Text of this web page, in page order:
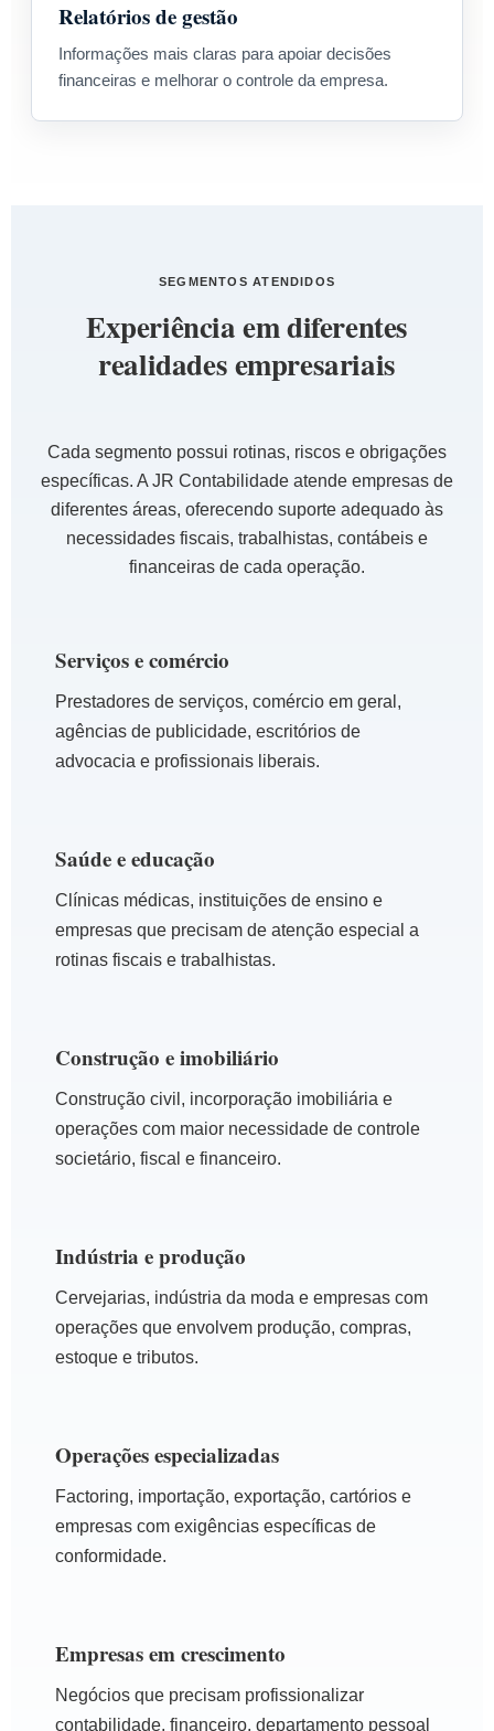
Relatórios de gestão
Informações mais claras para apoiar decisões
financeiras e melhorar o controle da empresa.
SEGMENTOS ATENDIDOS
Experiência em diferentes
realidades empresariais
Cada segmento possui rotinas, riscos e obrigações
específicas. A JR Contabilidade atende empresas de
diferentes áreas, oferecendo suporte adequado às
necessidades fiscais, trabalhistas, contábeis e
financeiras de cada operação.
Serviços e comércio
Prestadores de serviços, comércio em geral,
agências de publicidade, escritórios de
advocacia e profissionais liberais.
Saúde e educação
Clínicas médicas, instituições de ensino e
empresas que precisam de atenção especial a
rotinas fiscais e trabalhistas.
Construção e imobiliário
Construção civil, incorporação imobiliária e
operações com maior necessidade de controle
societário, fiscal e financeiro.
Indústria e produção
Cervejarias, indústria da moda e empresas com
operações que envolvem produção, compras,
estoque e tributos.
Operações especializadas
Factoring, importação, exportação, cartórios e
empresas com exigências específicas de
conformidade.
Empresas em crescimento
Negócios que precisam profissionalizar
contabilidade, financeiro, departamento pessoal